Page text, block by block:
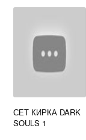
СЕТ КИРКА DARK
SOULS 1